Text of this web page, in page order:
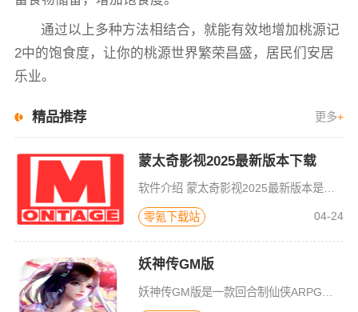
通过以上多种方法相结合，就能有效地增加桃源记
2中的饱食度，让你的桃源世界繁荣昌盛，居民们安居
乐业。
精品推荐 更多+
蒙太奇影视2025最新版本下载
软件介绍 蒙太奇影视2025最新版本是一款全面升级的追剧看片软件。它整合了好多不同平台的影视资源，让我们不
零氪下载站 04-24
妖神传GM版